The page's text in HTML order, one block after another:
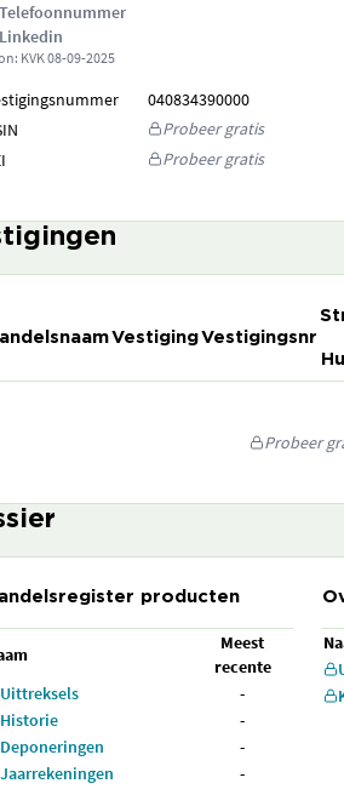
Telefoonnummer
Linkedin
KVK08-09-2025
040834390000
Probeer gratis
Probeer gratis
VestigingVestigingsnr
Probeer
producten
Meest
recente
Uittreksels
-
Historie
-
Deponeringen
-
Jaarrekeningen
-